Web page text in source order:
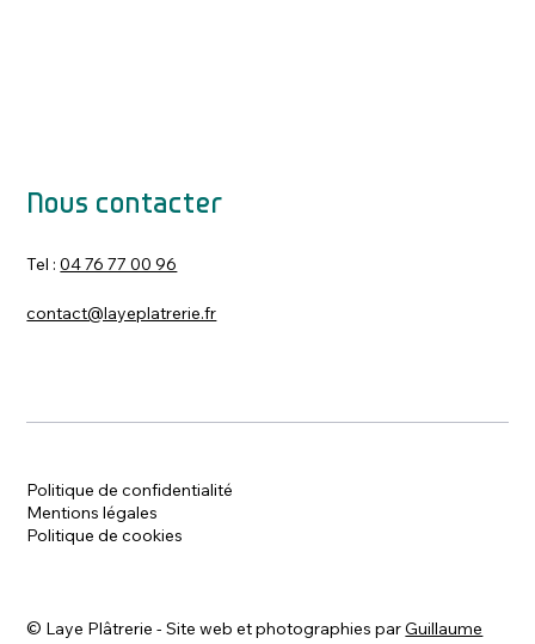
Nous contacter
Tel :04 76 77 00 96
contact@layeplatrerie.fr
Politique de confidentialité
Mentions légales
Politique de cookies
© Laye Plâtrerie - Site web et photographies parGuillaume